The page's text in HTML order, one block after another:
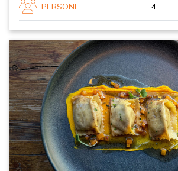
PERSONE 4